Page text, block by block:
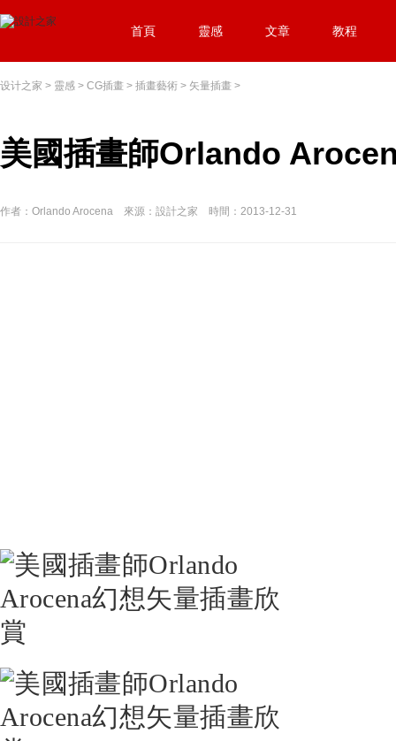
首頁 靈感 文章 教程
设计之家 > 靈感 > CG插畫 > 插畫藝術 > 矢量插畫 >
美國插畫師Orlando
作者：Orlando Arocena 來源：設計之家 時間：2013-12-31